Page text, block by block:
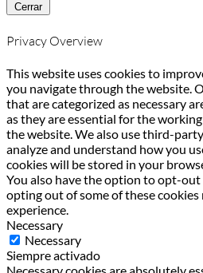
Cerrar
Privacy Overview
This website uses cookies to
you navigate through the website.
that are categorized as necessary
as they are essential for the
the website. We also use third-
analyze and understand how you
cookies will be stored in your
You also have the option to opt-out
opting out of some of these
experience.
Necessary
Necessary
Siempre activado